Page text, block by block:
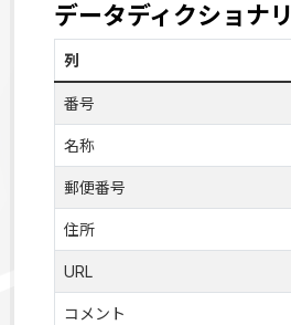
データディクショナリ
列
番号
名称
郵便番号
住所
URL
コメント